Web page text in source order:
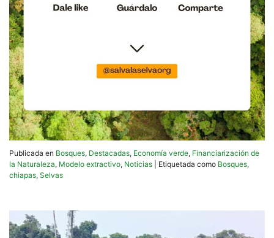
Publicada en Bosques, Destacadas, Economía verde, Financiarización de
la Naturaleza, Modelo extractivo, Noticias Etiquetada como Bosques,
chiapas, Selvas